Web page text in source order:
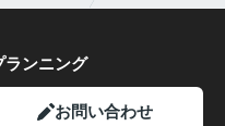
ランニング
お問い合わせ